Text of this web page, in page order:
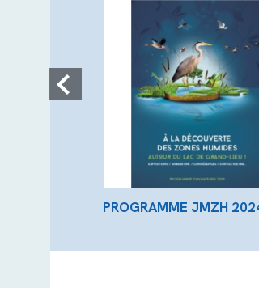
PROGRAMME JMZH